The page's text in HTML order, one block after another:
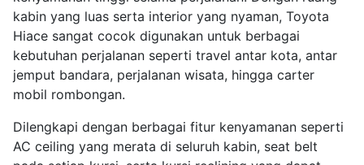
kabin yang luas serta interior yang nyaman, Toyota
Hiace sangat cocok digunakan untuk berbagai
kebutuhan perjalanan seperti travel antar kota, antar
jemput bandara, perjalanan wisata, hingga carter
mobil rombongan.
Dilengkapi dengan berbagai fitur kenyamanan seperti
AC ceiling yang merata di seluruh kabin, seat belt